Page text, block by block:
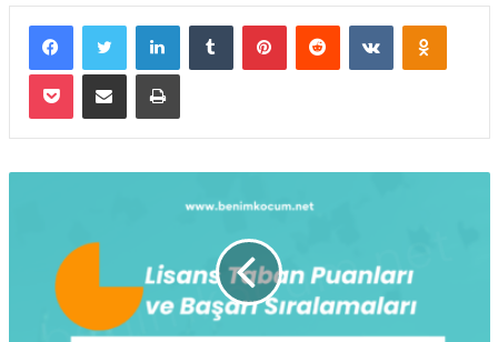
FacebookTwitter LinkedInTumblr PinterestReddit VKontakte
Pocket E-Posta ile paylaş Yazdır